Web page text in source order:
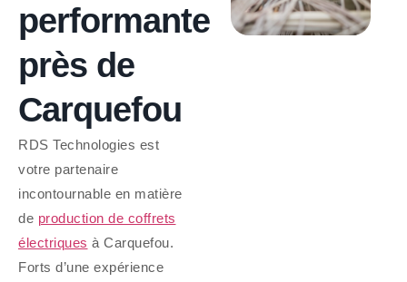
performante
près de
Carquefou
RDS Technologies est
votre partenaire
incontournable en matière
de production de coffrets
électriques à Carquefou.
Forts d’une expérience